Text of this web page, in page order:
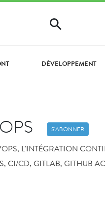
DÉVELOPPEMENT
S'ABONNER
L'INTÉGRATION
CI/CD, GITLAB, GITHUB